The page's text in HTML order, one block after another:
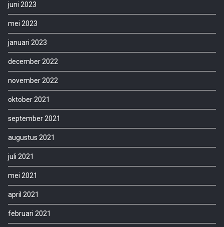
juni 2023
mei 2023
januari 2023
december 2022
november 2022
oktober 2021
september 2021
augustus 2021
juli 2021
mei 2021
april 2021
februari 2021